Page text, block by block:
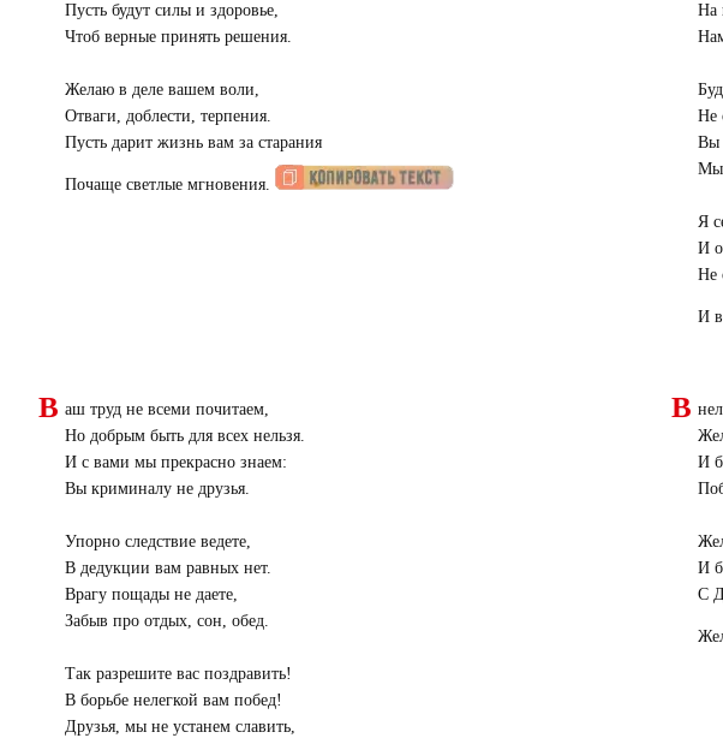
Пусть будут силы и здоровье,
Чтоб верные принять решения.
Желаю в деле вашем воли,
Отваги, доблести, терпения.
Пусть дарит жизнь вам за старания
Почаще светлые мгновения.
На
Не
Вы
Мы
Я
И
Не
И
В аш труд не всеми почитаем,
Но добрым быть для всех нельзя.
И с вами мы прекрасно знаем:
Вы криминалу не друзья.
Упорно следствие ведете,
В дедукции вам равных нет.
Врагу пощады не даете,
Забыв про отдых, сон, обед.
Так разрешите вас поздравить!
В борьбе нелегкой вам побед!
Друзья, мы не устанем славить,
В
И
И
С